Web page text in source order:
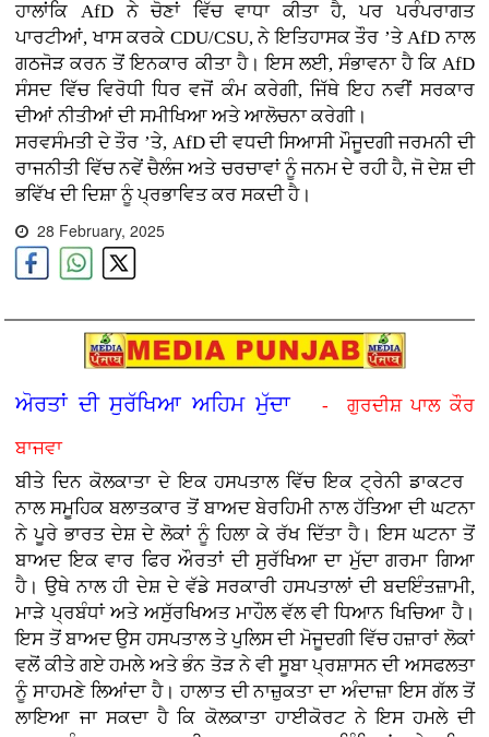
ਹਾਲਾਂਕਿ AfD ਨੇ ਚੋਣਾਂ ਵਿੱਚ ਵਾਧਾ ਕੀਤਾ ਹੈ, ਪਰ ਪਰੰਪਰਾਗਤ
ਪਾਰਟੀਆਂ, ਖਾਸ ਕਰਕੇ CDU/CSU, ਨੇ ਇਤਿਹਾਸਕ ਤੌਰ ’ਤੇ AfD ਨਾਲ
ਗਠਜੋੜ ਕਰਨ ਤੋਂ ਇਨਕਾਰ ਕੀਤਾ ਹੈ। ਇਸ ਲਈ, ਸੰਭਾਵਨਾ ਹੈ ਕਿ AfD
ਸੰਸਦ ਵਿੱਚ ਵਿਰੋਧੀ ਧਿਰ ਵਜੋਂ ਕੰਮ ਕਰੇਗੀ, ਜਿੱਥੇ ਇਹ ਨਵੀਂ ਸਰਕਾਰ
ਦੀਆਂ ਨੀਤੀਆਂ ਦੀ ਸਮੀਖਿਆ ਅਤੇ ਆਲੋਚਨਾ ਕਰੇਗੀ।
ਸਰਵਸੰਮਤੀ ਦੇ ਤੌਰ ’ਤੇ, AfD ਦੀ ਵਧਦੀ ਸਿਆਸੀ ਮੌਜੂਦਗੀ ਜਰਮਨੀ ਦੀ
ਰਾਜਨੀਤੀ ਵਿੱਚ ਨਵੇਂ ਚੈਲੰਜ ਅਤੇ ਚਰਚਾਵਾਂ ਨੂੰ ਜਨਮ ਦੇ ਰਹੀ ਹੈ, ਜੋ ਦੇਸ਼ ਦੀ
ਭਵਿੱਖ ਦੀ ਦਿਸ਼ਾ ਨੂੰ ਪ੍ਰਭਾਵਿਤ ਕਰ ਸਕਦੀ ਹੈ।
28 February, 2025
ਅੋਰਤਾਂ ਦੀ ਸੁਰੱਖਿਆ ਅਹਿਮ ਮੁੱਦਾ - ਗੁਰਦੀਸ਼ ਪਾਲ ਕੌਰ
ਬਾਜਵਾ
ਬੀਤੇ ਦਿਨ ਕੋਲਕਾਤਾ ਦੇ ਇਕ ਹਸਪਤਾਲ ਵਿੱਚ ਇਕ ਟ੍ਰੇਨੀ ਡਾਕਟਰ
ਨਾਲ ਸਮੂਹਿਕ ਬਲਾਤਕਾਰ ਤੋਂ ਬਾਅਦ ਬੇਰਹਿਮੀ ਨਾਲ ਹੱਤਿਆ ਦੀ ਘਟਨਾ
ਨੇ ਪੂਰੇ ਭਾਰਤ ਦੇਸ਼ ਦੇ ਲੋਕਾਂ ਨੂੰ ਹਿਲਾ ਕੇ ਰੱਖ ਦਿੱਤਾ ਹੈ। ਇਸ ਘਟਨਾ ਤੋਂ
ਬਾਅਦ ਇਕ ਵਾਰ ਫਿਰ ਔਰਤਾਂ ਦੀ ਸੁਰੱਖਿਆ ਦਾ ਮੁੱਦਾ ਗਰਮਾ ਗਿਆ
ਹੈ। ਉਥੇ ਨਾਲ ਹੀ ਦੇਸ਼ ਦੇ ਵੱਡੇ ਸਰਕਾਰੀ ਹਸਪਤਾਲਾਂ ਦੀ ਬਦਇੰਤਜ਼ਾਮੀ,
ਮਾੜੇ ਪ੍ਰਬੰਧਾਂ ਅਤੇ ਅਸੁੱਰਖਿਅਤ ਮਾਹੌਲ ਵੱਲ ਵੀ ਧਿਆਨ ਖਿਚਿਆ ਹੈ।
ਇਸ ਤੋਂ ਬਾਅਦ ਉਸ ਹਸਪਤਾਲ ਤੇ ਪੁਲਿਸ ਦੀ ਮੋਜੂਦਗੀ ਵਿੱਚ ਹਜ਼ਾਰਾਂ ਲੋਕਾਂ
ਵਲੋਂ ਕੀਤੇ ਗਏ ਹਮਲੇ ਅਤੇ ਭੰਨ ਤੋੜ ਨੇ ਵੀ ਸੂਬਾ ਪ੍ਰਸ਼ਾਸਨ ਦੀ ਅਸਫਲਤਾ
ਨੂੰ ਸਾਹਮਣੇ ਲਿਆਂਦਾ ਹੈ। ਹਾਲਾਤ ਦੀ ਨਾਜ਼ੁਕਤਾ ਦਾ ਅੰਦਾਜ਼ਾ ਇਸ ਗੱਲ ਤੋਂ
ਲਾਇਆ ਜਾ ਸਕਦਾ ਹੈ ਕਿ ਕੋਲਕਾਤਾ ਹਾਈਕੋਰਟ ਨੇ ਇਸ ਹਮਲੇ ਦੀ